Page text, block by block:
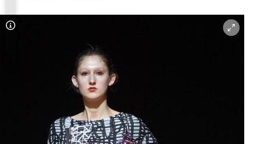
Copyright-Hinweis öffnen/schließen